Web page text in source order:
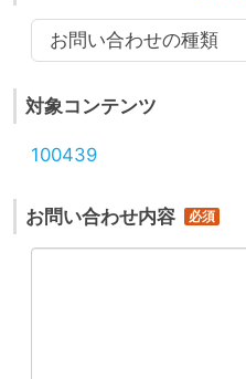
お問い合わせの種類
対象コンテンツ
100439
お問い合わせ内容